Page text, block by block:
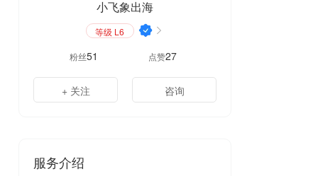
小飞象出海
等级 L6
粉丝51 点赞27
+ 关注 咨询
服务介绍